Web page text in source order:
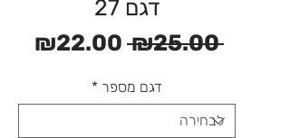
דגם 27
₪25.00
מחיר
₪22.00
דגם מספר *